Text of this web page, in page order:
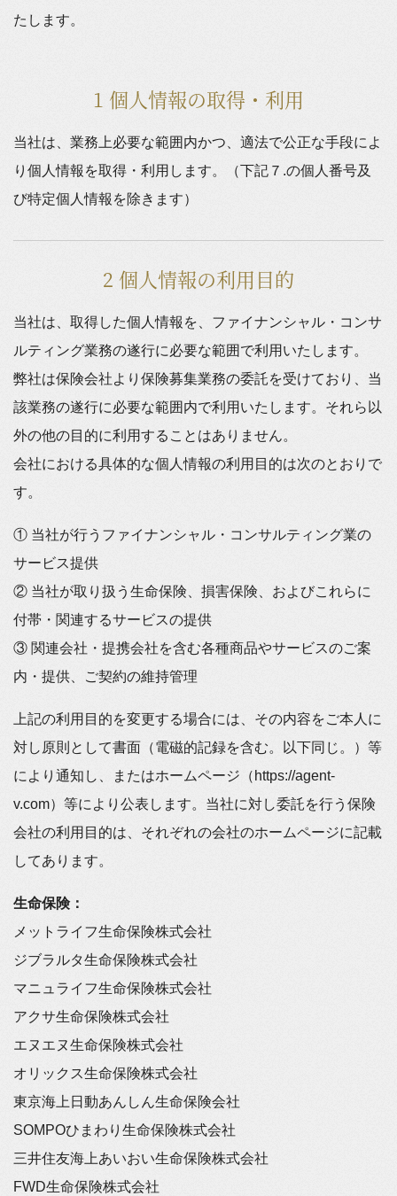
たします。
1 個人情報の取得・利用
当社は、業務上必要な範囲内かつ、適法で公正な手段によ
り個人情報を取得・利用します。（下記７.の個人番号及
び特定個人情報を除きます）
2 個人情報の利用目的
当社は、取得した個人情報を、ファイナンシャル・コンサ
ルティング業務の遂行に必要な範囲で利用いたします。
弊社は保険会社より保険募集業務の委託を受けており、当
該業務の遂行に必要な範囲内で利用いたします。それら以
外の他の目的に利用することはありません。
会社における具体的な個人情報の利用目的は次のとおりで
す。
① 当社が行うファイナンシャル・コンサルティング業の
サービス提供
② 当社が取り扱う生命保険、損害保険、およびこれらに
付帯・関連するサービスの提供
③ 関連会社・提携会社を含む各種商品やサービスのご案
内・提供、ご契約の維持管理
上記の利用目的を変更する場合には、その内容をご本人に
対し原則として書面（電磁的記録を含む。以下同じ。）等
により通知し、またはホームページ（https://agent-
v.com）等により公表します。当社に対し委託を行う保険
会社の利用目的は、それぞれの会社のホームページに記載
してあります。
生命保険：
メットライフ生命保険株式会社
ジブラルタ生命保険株式会社
マニュライフ生命保険株式会社
アクサ生命保険株式会社
エヌエヌ生命保険株式会社
オリックス生命保険株式会社
東京海上日動あんしん生命保険会社
SOMPOひまわり生命保険株式会社
三井住友海上あいおい生命保険株式会社
FWD生命保険株式会社